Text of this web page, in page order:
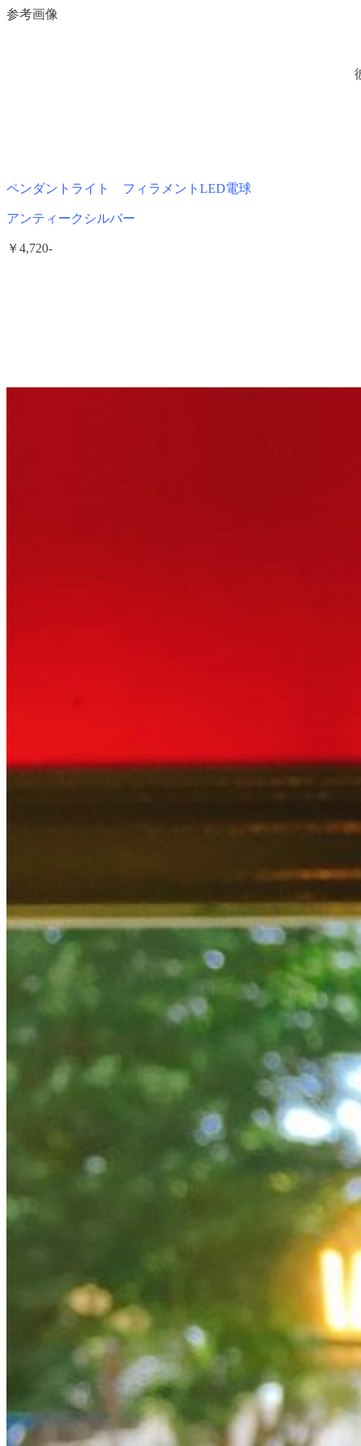
参考画像
ペンダントライト フィラメントLED電球
アンティークシルバー
￥4,720-